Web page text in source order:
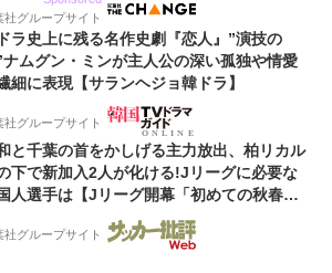
社グループサイト
ラ史上に残る名作史劇『恋人』”演技の
ナムグン・ミンが主人公の深い孤独や情愛
細に表現【サランヘジョ韓ドラ】
社グループサイト
と千葉の首をかしげる主力放出、柏リカル
下で新加入2人が化ける!Jリーグに必要な
人選手は【Jリーグ開幕「初めての秋春
社グループサイト